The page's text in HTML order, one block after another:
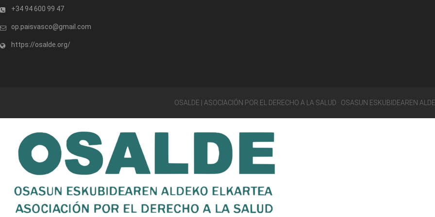
+34 94 600 99 47
op.paisvasco@gmail.com
https://osalde.org/
OSALDE | ASOCIACIÓN POR EL DERECHO A LA SALUD · OSASUN ESKUBIDEAREN